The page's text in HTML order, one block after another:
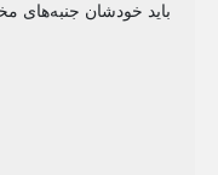
باید خودشان جنبه‌های